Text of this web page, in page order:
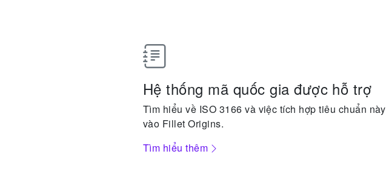
Hệ thống mã quốc gia được hỗ trợ
Tìm hiểu về ISO 3166 và việc tích hợp tiêu chuẩn này
vào Fillet Origins.
Tìm hiểu thêm